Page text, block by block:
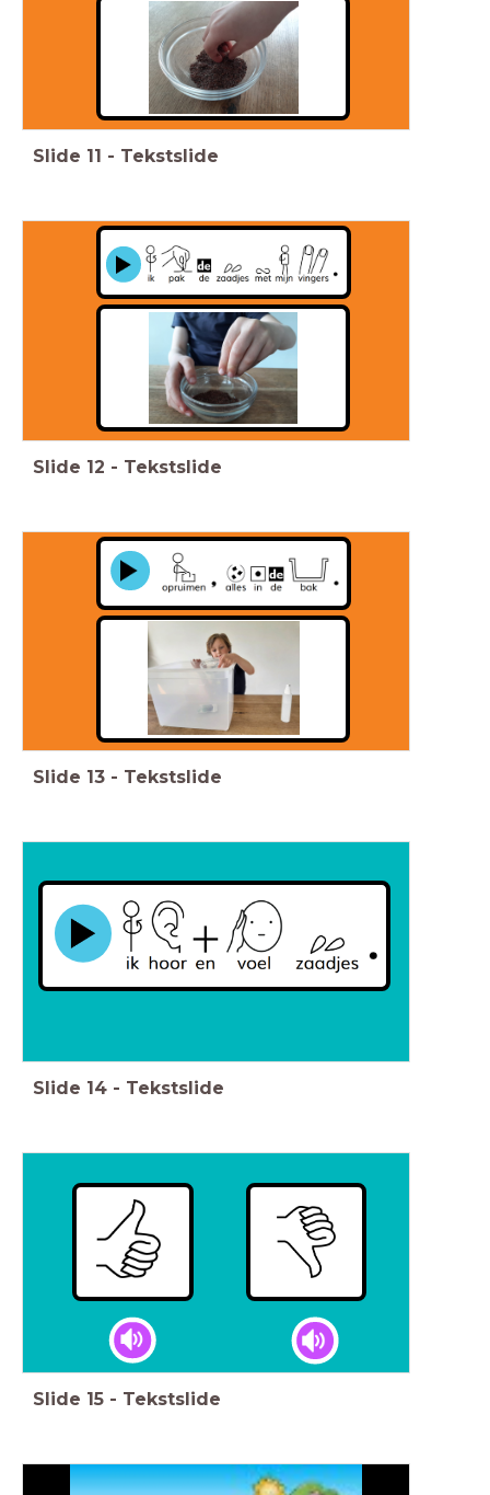
Slide 11 - Tekstslide
Slide 12 - Tekstslide
Slide 13 - Tekstslide
Slide 14 - Tekstslide
Slide 15 - Tekstslide